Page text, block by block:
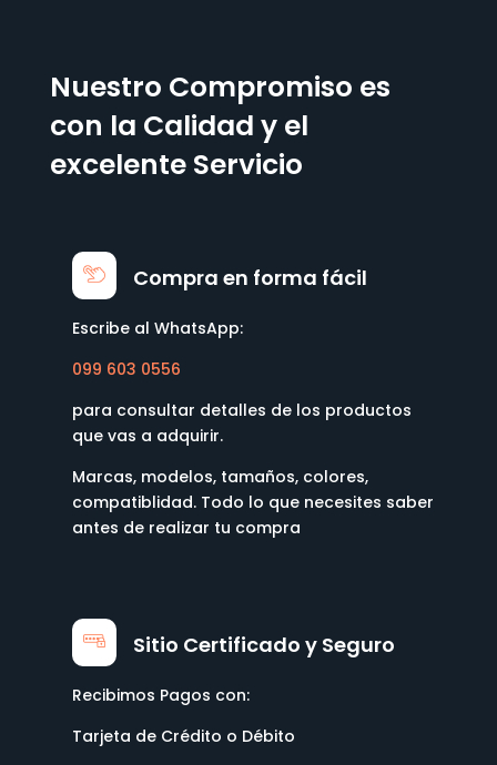
Nuestro Compromiso es
con la Calidad y el
excelente Servicio
Compra en forma fácil
Escribe al WhatsApp:
099 603 0556
para consultar detalles de los productos
que vas a adquirir.
Marcas, modelos, tamaños, colores,
compatiblidad. Todo lo que necesites saber
antes de realizar tu compra
Sitio Certificado y Seguro
Recibimos Pagos con:
Tarjeta de Crédito o Débito